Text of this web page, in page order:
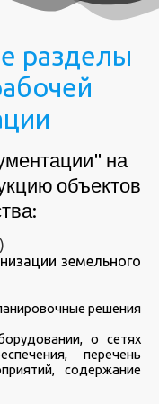
разделы
на
объектов
земельного
решения
о сетях
перечень
содержание